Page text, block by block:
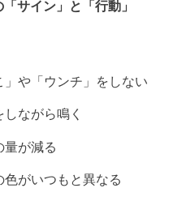
サイン」と「行動」
」や「ウンチ」をしない
ながら鳴く
量が減る
色がいつもと異なる